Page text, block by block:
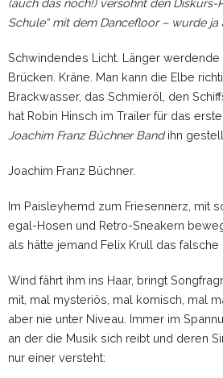
(auch das noch!) versöhnt den Diskurs-
Schule“ mit dem Dancefloor – wurde ja
Schwindendes Licht. Länger werdende
Brücken. Kräne. Man kann die Elbe
Brackwasser, das Schmieröl, den
hat Robin Hinsch im Trailer für das
Joachim Franz Büchner Bandihn
Joachim Franz Büchner.
Im Paisleyhemd zum Friesennerz, mit
egal-Hosen und Retro-Sneakern
als hätte jemand Felix Krull das falsche
Wind fährt ihm ins Haar, bringt
mit, mal mysteriös, mal komisch, mal
aber nie unter Niveau. Immer im
an der die Musik sich reibt und deren
nur einer versteht: